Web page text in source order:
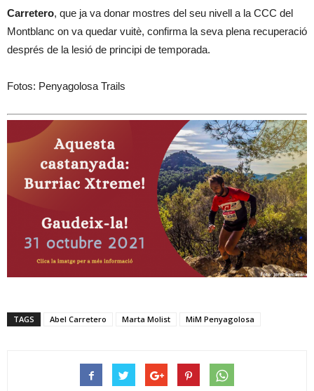
Carretero, que ja va donar mostres del seu nivell a la CCC del
Montblanc on va quedar vuitè, confirma la seva plena recuperació
després de la lesió de principi de temporada.
Fotos: Penyagolosa Trails
TAGS Abel Carretero Marta Molist MiM Penyagolosa